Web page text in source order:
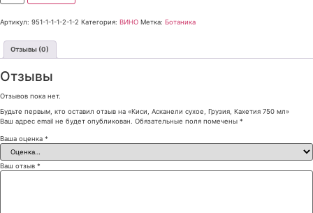
Артикул: 951-1-1-1-2-1-2 Категория: ВИНО Метка: Ботаника
Отзывы (0)
Отзывы
Отзывов пока нет.
Будьте первым, кто оставил отзыв на «Киси, Асканели сухое, Грузия, Кахетия 750 мл»
Ваш адрес email не будет опубликован. Обязательные поля помечены *
Ваша оценка *
Ваш отзыв *